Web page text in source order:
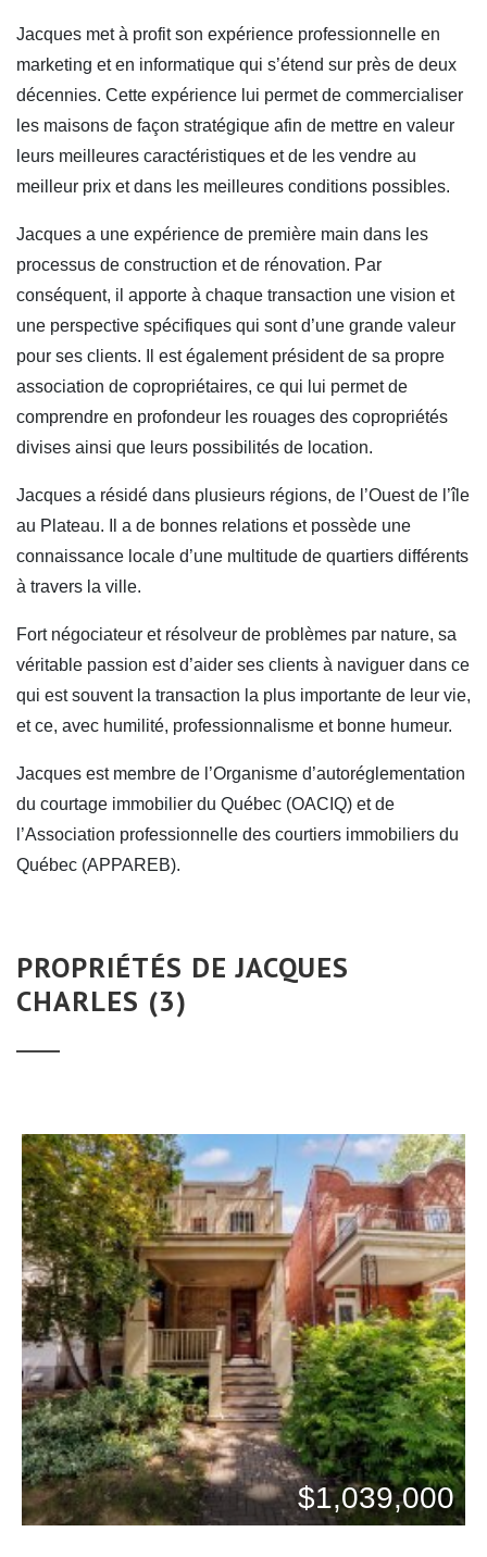
Jacques met à profit son expérience professionnelle en
marketing et en informatique qui s’étend sur près de deux
décennies. Cette expérience lui permet de commercialiser
les maisons de façon stratégique afin de mettre en valeur
leurs meilleures caractéristiques et de les vendre au
meilleur prix et dans les meilleures conditions possibles.
Jacques a une expérience de première main dans les
processus de construction et de rénovation. Par
conséquent, il apporte à chaque transaction une vision et
une perspective spécifiques qui sont d’une grande valeur
pour ses clients. Il est également président de sa propre
association de copropriétaires, ce qui lui permet de
comprendre en profondeur les rouages des copropriétés
divises ainsi que leurs possibilités de location.
Jacques a résidé dans plusieurs régions, de l’Ouest de l’île
au Plateau. Il a de bonnes relations et possède une
connaissance locale d’une multitude de quartiers différents
à travers la ville.
Fort négociateur et résolveur de problèmes par nature, sa
véritable passion est d’aider ses clients à naviguer dans ce
qui est souvent la transaction la plus importante de leur vie,
et ce, avec humilité, professionnalisme et bonne humeur.
Jacques est membre de l’Organisme d’autoréglementation
du courtage immobilier du Québec (OACIQ) et de
l’Association professionnelle des courtiers immobiliers du
Québec (APPAREB).
PROPRIÉTÉS DE JACQUES
CHARLES (3)
$1,039,000